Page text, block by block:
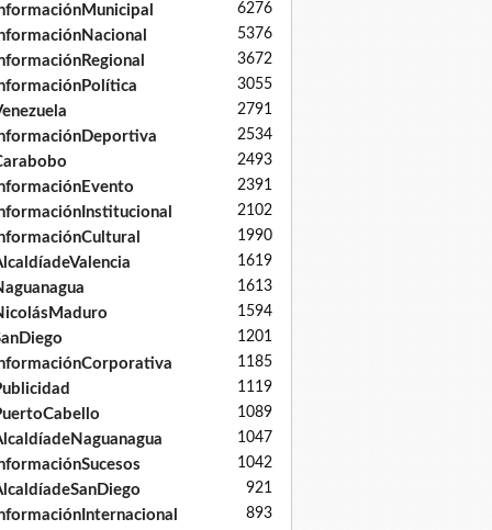
6276
5376
3672
3055
2791
2534
2493
2391
2102
1990
1619
1613
1594
1201
1185
1119
1089
1047
1042
921
893